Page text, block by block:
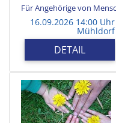
Für Angehörige von
16.09.2026 14:00 Uhr
Mühldorf
DETAIL